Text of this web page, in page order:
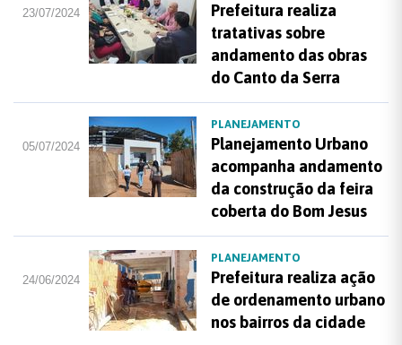
23/07/2024
Prefeitura realiza
tratativas sobre
andamento das obras
do Canto da Serra
05/07/2024
PLANEJAMENTO
Planejamento Urbano
acompanha andamento
da construção da feira
coberta do Bom Jesus
24/06/2024
PLANEJAMENTO
Prefeitura realiza ação
de ordenamento urbano
nos bairros da cidade